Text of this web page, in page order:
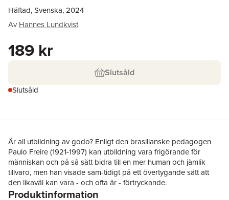
Häftad, Svenska, 2024
Av Hannes Lundkvist
189 kr
Slutsåld
Slutsåld
Är all utbildning av godo? Enligt den brasilianske pedagogen
Paulo Freire (1921-1997) kan utbildning vara frigörande för
människan och på så sätt bidra till en mer human och jämlik
tillvaro, men han visade sam-tidigt på ett övertygande sätt att
den likaväl kan vara - och ofta är - förtryckande.
"Tvetydighetens pedagogik" av Hannes Lundkvist syftar till att
Produktinformation